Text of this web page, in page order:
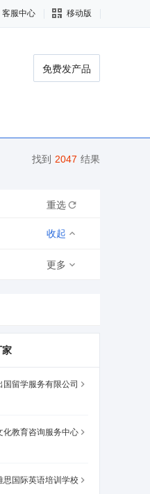
客服中心 移动版
免费发产品
找到 2047 结果
重选
收起
更多
家
国留学服务有限公司
化教育咨询服务中心
思国际英语培训学校